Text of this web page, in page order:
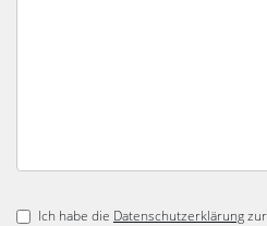
Ich habe die Datenschutzerklärung